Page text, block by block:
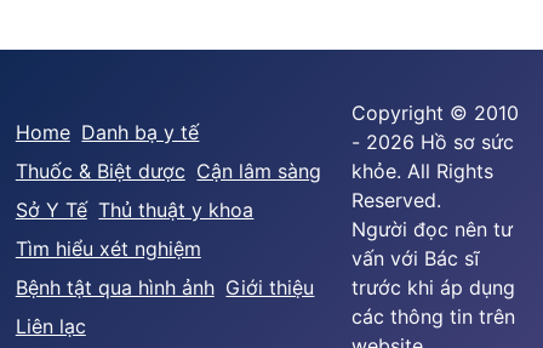
Home Danh bạ y tế
Thuốc & Biệt dược Cận lâm sàng
Sở Y Tế Thủ thuật y khoa
Tìm hiểu xét nghiệm
Bệnh tật qua hình ảnh Giới thiệu
Liên lạc
Copyright © 2010
- 2026 Hồ sơ sức
khỏe. All Rights
Reserved.
Người đọc nên tư
vấn với Bác sĩ
trước khi áp dụng
các thông tin trên